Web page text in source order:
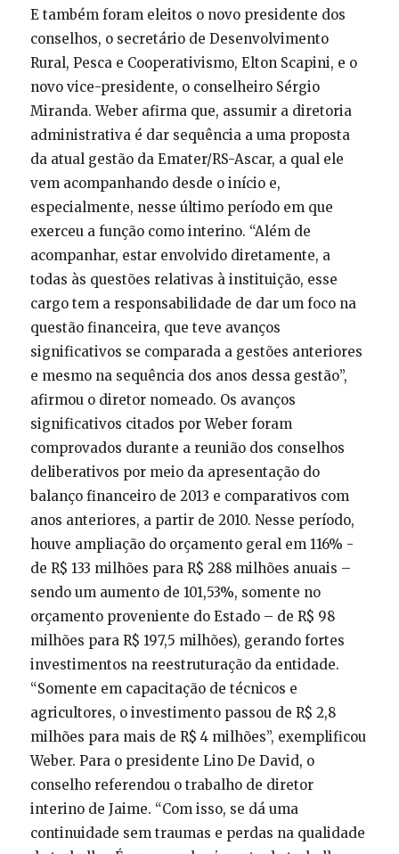
E também foram eleitos o novo presidente dos
conselhos, o secretário de Desenvolvimento
Rural, Pesca e Cooperativismo, Elton Scapini, e o
novo vice-presidente, o conselheiro Sérgio
Miranda. Weber afirma que, assumir a diretoria
administrativa é dar sequência a uma proposta
da atual gestão da Emater/RS-Ascar, a qual ele
vem acompanhando desde o início e,
especialmente, nesse último período em que
exerceu a função como interino. “Além de
acompanhar, estar envolvido diretamente, a
todas às questões relativas à instituição, esse
cargo tem a responsabilidade de dar um foco na
questão financeira, que teve avanços
significativos se comparada a gestões anteriores
e mesmo na sequência dos anos dessa gestão”,
afirmou o diretor nomeado. Os avanços
significativos citados por Weber foram
comprovados durante a reunião dos conselhos
deliberativos por meio da apresentação do
balanço financeiro de 2013 e comparativos com
anos anteriores, a partir de 2010. Nesse período,
houve ampliação do orçamento geral em 116% -
de R$ 133 milhões para R$ 288 milhões anuais –
sendo um aumento de 101,53%, somente no
orçamento proveniente do Estado – de R$ 98
milhões para R$ 197,5 milhões), gerando fortes
investimentos na reestruturação da entidade.
“Somente em capacitação de técnicos e
agricultores, o investimento passou de R$ 2,8
milhões para mais de R$ 4 milhões”, exemplificou
Weber. Para o presidente Lino De David, o
conselho referendou o trabalho de diretor
interino de Jaime. “Com isso, se dá uma
continuidade sem traumas e perdas na qualidade